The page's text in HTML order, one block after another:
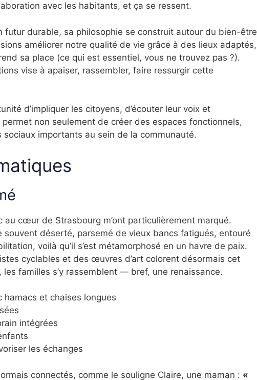
avec les habitants, et ça se ressent.
durable, sa philosophie se construit autour du bien-être
améliorer notre qualité de vie grâce à des lieux adaptés,
sa place (ce qui est essentiel, vous ne trouvez pas ?).
vise à apaiser, rassembler, faire ressurgir cette
d’impliquer les citoyens, d’écouter leur voix et
permet non seulement de créer des espaces fonctionnels,
importants au sein de la communauté.
au cœur de Strasbourg m’ont particulièrement marqué.
souvent déserté, parsemé de vieux bancs fatigués, entouré
voilà qu’il s’est métamorphosé en un havre de paix.
cyclables et des œuvres d’art colorent désormais cet
familles s’y rassemblent — bref, une renaissance.
et chaises longues
intégrées
les échanges
connectés, comme le souligne Claire, une maman : «